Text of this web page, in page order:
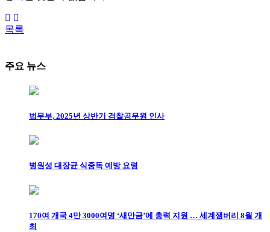
목록
주요 뉴스
법무부, 2025년 상반기 검찰공무원 인사
병원성 대장균 식중독 예방 요령
170여 개국 4만 3000여명 ‘새만금’에 총력 지원 … 세계잼버리 8월 개
최